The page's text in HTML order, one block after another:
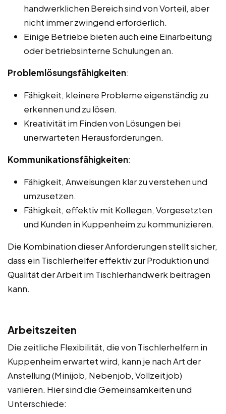
handwerklichen Bereich sind von Vorteil, aber
nicht immer zwingend erforderlich.
Einige Betriebe bieten auch eine Einarbeitung
oder betriebsinterne Schulungen an.
Problemlösungsfähigkeiten:
Fähigkeit, kleinere Probleme eigenständig zu
erkennen und zu lösen.
Kreativität im Finden von Lösungen bei
unerwarteten Herausforderungen.
Kommunikationsfähigkeiten:
Fähigkeit, Anweisungen klar zu verstehen und
umzusetzen.
Fähigkeit, effektiv mit Kollegen, Vorgesetzten
und Kunden in Kuppenheim zu kommunizieren.
Die Kombination dieser Anforderungen stellt sicher,
dass ein Tischlerhelfer effektiv zur Produktion und
Qualität der Arbeit im Tischlerhandwerk beitragen
kann.
Arbeitszeiten
Die zeitliche Flexibilität, die von Tischlerhelfern in
Kuppenheim erwartet wird, kann je nach Art der
Anstellung (Minijob, Nebenjob, Vollzeitjob)
variieren. Hier sind die Gemeinsamkeiten und
Unterschiede: